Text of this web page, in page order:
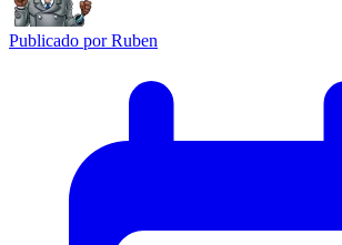
Publicado porRuben